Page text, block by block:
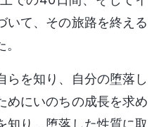
いて、その旅路を終える
を知り、自分の堕落し
めにいのちの成長を求め
知り、堕落した性質に取